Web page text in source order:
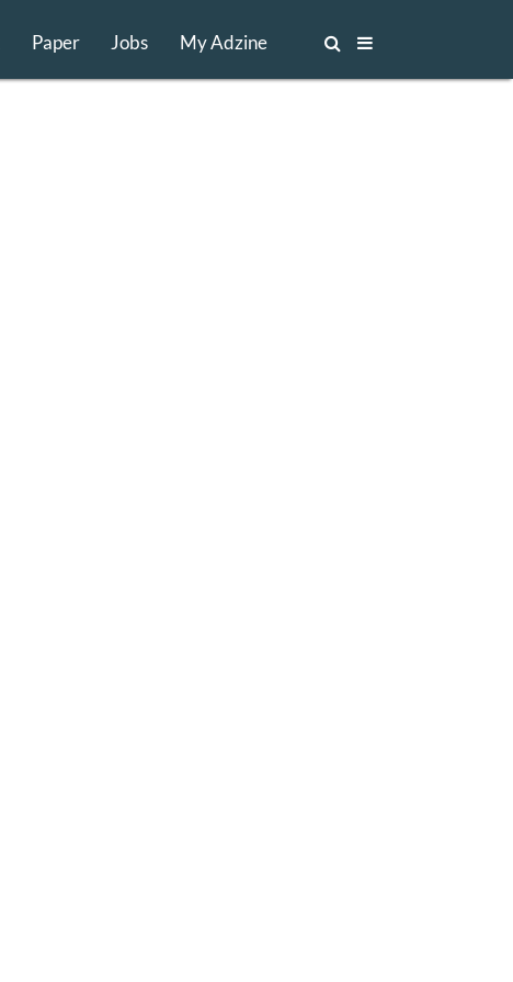
Paper Jobs My Adzine